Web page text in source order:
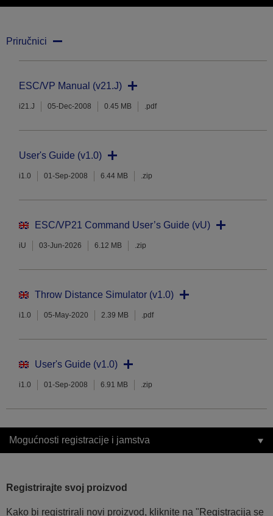
Priručnici
ESC/VP Manual (v21.J)
i21.J 05-Dec-2008 0.45 MB .pdf
User's Guide (v1.0)
i1.0 01-Sep-2008 6.44 MB .zip
ESC/VP21 Command User’s Guide (vU)
iU 03-Jun-2026 6.12 MB .zip
Throw Distance Simulator (v1.0)
i1.0 05-May-2020 2.39 MB .pdf
User's Guide (v1.0)
i1.0 01-Sep-2008 6.91 MB .zip
Mogućnosti registracije i jamstva
Registrirajte svoj proizvod
Kako bi registrirali novi proizvod, kliknite na "Registracija se